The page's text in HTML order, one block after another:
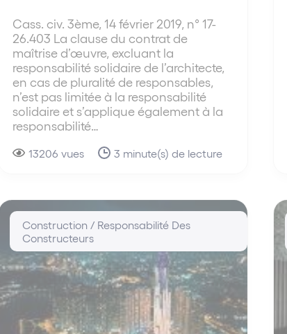
Cass. civ. 3ème, 14 février 2019, n° 17-
26.403 La clause du contrat de
maîtrise d’œuvre, excluant la
responsabilité solidaire de l’architecte,
en cas de pluralité de responsables,
n’est pas limitée à la responsabilité
solidaire et s’applique également à la
responsabilité…
13206 vues 3 minute(s) de lecture
Construction / Responsabilité Des
Constructeurs